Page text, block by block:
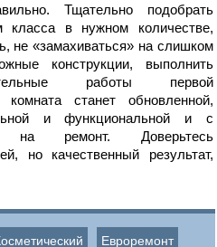
Тщательно подобрать
класса в нужном количестве,
не «замахиваться» на слишком
конструкции, выполнить
работы первой
станет обновленной,
и функциональной и с
на ремонт. Доверьтесь
но качественный результат,
Евроремонт